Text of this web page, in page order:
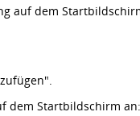
auf dem
dem Startbildschirm an: